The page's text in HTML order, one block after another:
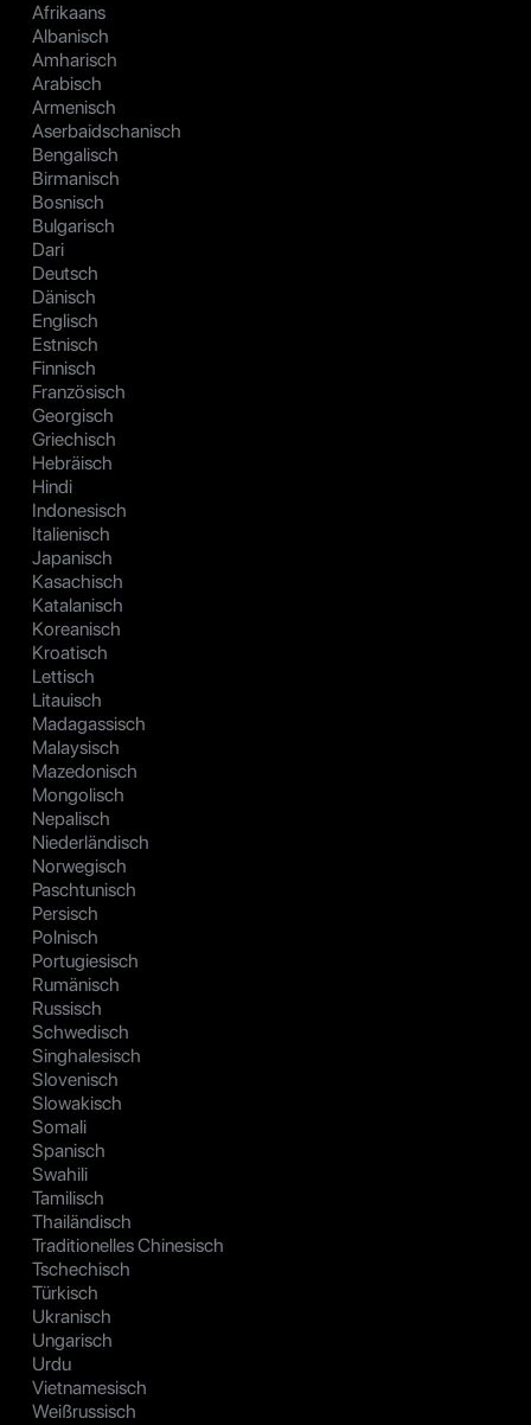
Afrikaans
Albanisch
Amharisch
Arabisch
Armenisch
Aserbaidschanisch
Bengalisch
Birmanisch
Bosnisch
Bulgarisch
Dari
Deutsch
Dänisch
Englisch
Estnisch
Finnisch
Französisch
Georgisch
Griechisch
Hebräisch
Hindi
Indonesisch
Italienisch
Japanisch
Kasachisch
Katalanisch
Koreanisch
Kroatisch
Lettisch
Litauisch
Madagassisch
Malaysisch
Mazedonisch
Mongolisch
Nepalisch
Niederländisch
Norwegisch
Paschtunisch
Persisch
Polnisch
Portugiesisch
Rumänisch
Russisch
Schwedisch
Singhalesisch
Slovenisch
Slowakisch
Somali
Spanisch
Swahili
Tamilisch
Thailändisch
Traditionelles Chinesisch
Tschechisch
Türkisch
Ukranisch
Ungarisch
Urdu
Vietnamesisch
Weißrussisch